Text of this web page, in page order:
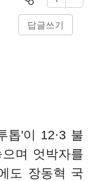
답글쓰기
톱'이 12·3 불
며 엇박자를
도 장동혁 국